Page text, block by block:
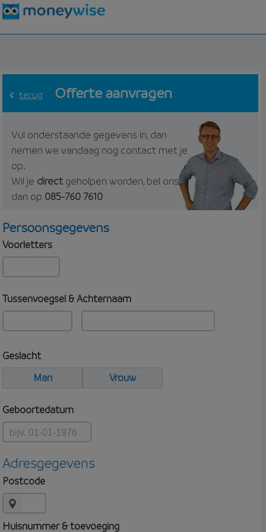
terug Offerte aanvragen
Vul onderstaande gegevens in, dan
nemen we vandaag nog contact met je
op.
Wil je directgeholpen worden, bel ons
dan op 085-760 7610
Persoonsgegevens
Voorletters
Tussenvoegsel & Achternaam
Geslacht
Man
Vrouw
Geboortedatum
Adresgegevens
Postcode
Huisnummer & toevoeging